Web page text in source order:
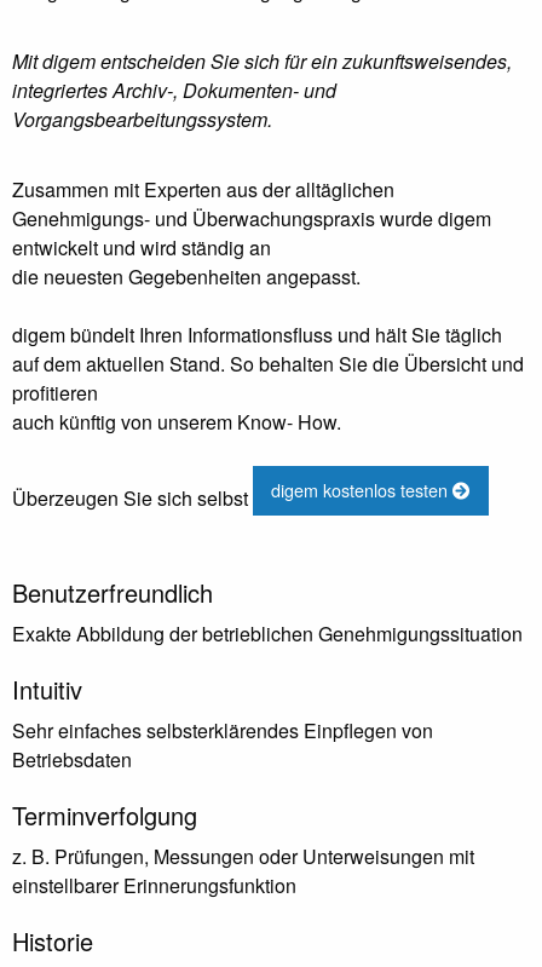
Mit digem entscheiden Sie sich für ein zukunftsweisendes,
integriertes Archiv-, Dokumenten- und
Vorgangsbearbeitungssystem.
Zusammen mit Experten aus der alltäglichen
Genehmigungs- und Überwachungspraxis wurde digem
entwickelt und wird ständig an
die neuesten Gegebenheiten angepasst.
digem bündelt Ihren Informationsfluss und hält Sie täglich
auf dem aktuellen Stand. So behalten Sie die Übersicht und
profitieren
auch künftig von unserem Know- How.
Überzeugen Sie sich selbst digem kostenlos testen
Benutzerfreundlich
Exakte Abbildung der betrieblichen Genehmigungssituation
Intuitiv
Sehr einfaches selbsterklärendes Einpflegen von
Betriebsdaten
Terminverfolgung
z. B. Prüfungen, Messungen oder Unterweisungen mit
einstellbarer Erinnerungsfunktion
Historie